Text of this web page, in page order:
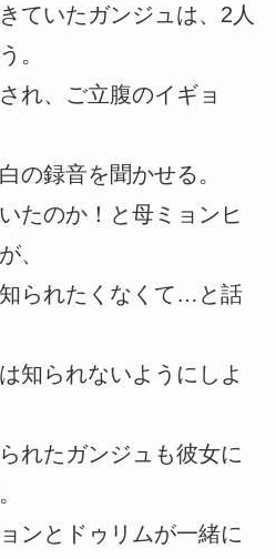
ていたガンジュは、2人
。
れ、ご立腹のイギョ
の録音を聞かせる。
たのか！と母ミョンヒ
、
られたくなくて…と話
知られないようにしよ
れたガンジュも彼女に
ンとドゥリムが一緒に